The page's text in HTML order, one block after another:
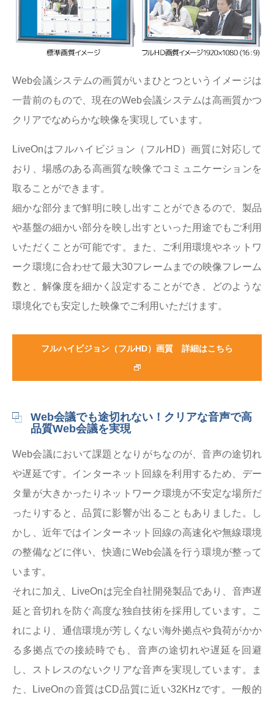
Web会議システムの画質がいまひとつというイメージは
一昔前のもので、現在のWeb会議システムは高画質かつ
クリアでなめらかな映像を実現しています。
LiveOnはフルハイビジョン（フルHD）画質に対応して
おり、場感のある高画質な映像でコミュニケーションを
取ることができます。
細かな部分まで鮮明に映し出すことができるので、製品
や基盤の細かい部分を映し出すといった用途でもご利用
いただくことが可能です。また、ご利用環境やネットワ
ーク環境に合わせて最大30フレームまでの映像フレーム
数と、解像度を細かく設定することができ、どのような
環境化でも安定した映像でご利用いただけます。
フルハイビジョン（フルHD）画質 詳細はこちら
Web会議でも途切れない！クリアな音声で高
品質Web会議を実現
Web会議において課題となりがちなのが、音声の途切れ
や遅延です。インターネット回線を利用するため、デー
タ量が大きかったりネットワーク環境が不安定な場所だ
ったりすると、品質に影響が出ることもありました。し
かし、近年ではインターネット回線の高速化や無線環境
の整備などに伴い、快適にWeb会議を行う環境が整って
います。
それに加え、LiveOnは完全自社開発製品であり、音声遅
延と音切れを防ぐ高度な独自技術を採用しています。こ
れにより、通信環境が芳しくない海外拠点や負荷がかか
る多拠点での接続時でも、音声の途切れや遅延を回避
し、ストレスのないクリアな音声を実現しています。ま
た、LiveOnの音質はCD品質に近い32KHzです。一般的